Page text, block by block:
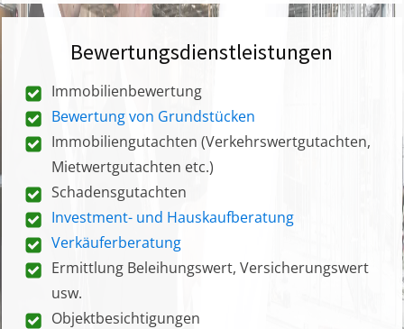
Bewertungsdienstleistungen
Immobilienbewertung
Bewertung von Grundstücken
Immobiliengutachten (Verkehrswertgutachten,
Mietwertgutachten etc.)
Schadensgutachten
Investment- und Hauskaufberatung
Verkäuferberatung
Ermittlung Beleihungswert, Versicherungswert
usw.
Objektbesichtigungen